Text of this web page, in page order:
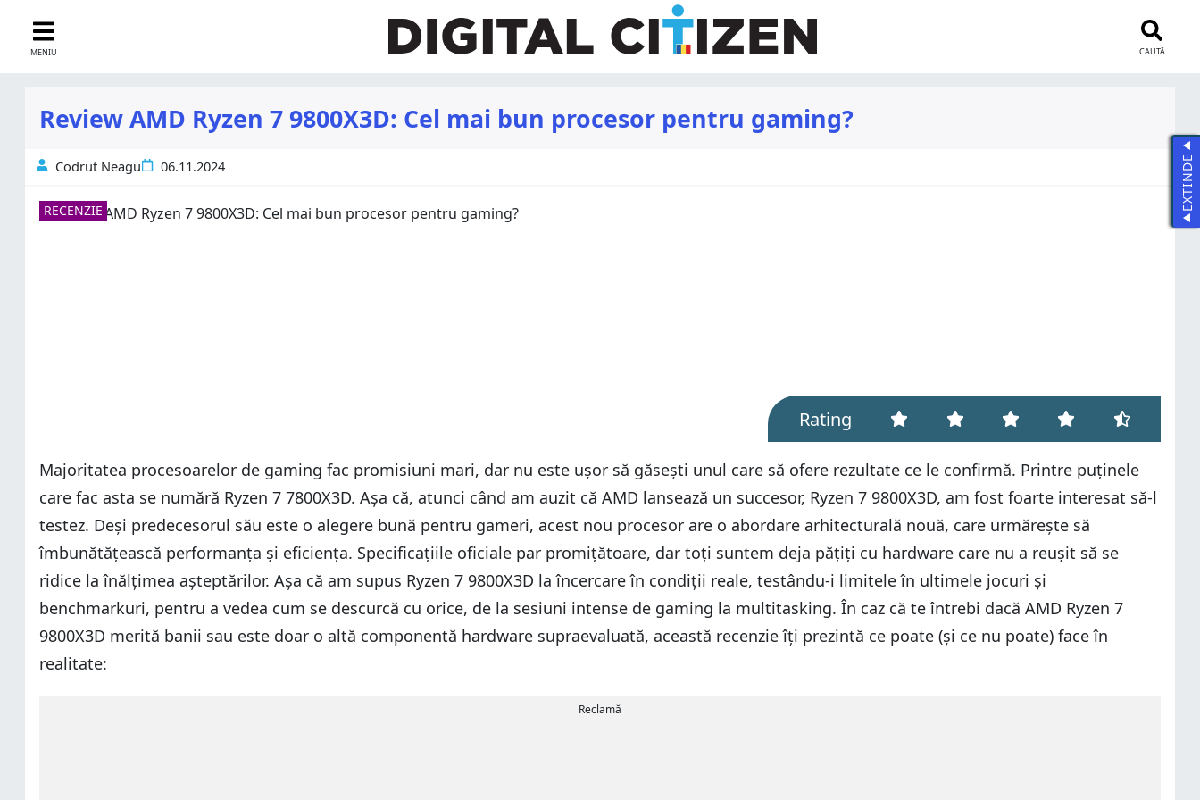
MENIU CAUTĂ
Review AMD Ryzen 7 9800X3D: Cel mai bun procesor pentru gaming?
Codrut Neagu 06.11.2024
RECENZIE
Rating
Majoritatea procesoarelor de gaming fac promisiuni mari, dar nu este ușor să găsești unul care să ofere rezultate ce le confirmă. Printre puținele
care fac asta se numără Ryzen 7 7800X3D. Așa că, atunci când am auzit că AMD lansează un succesor, Ryzen 7 9800X3D, am fost foarte interesat să-l
testez. Deși predecesorul său este o alegere bună pentru gameri, acest nou procesor are o abordare arhitecturală nouă, care urmărește să
îmbunătățească performanța și eficiența. Specificațiile oficiale par promițătoare, dar toți suntem deja pățiți cu hardware care nu a reușit să se
ridice la înălțimea așteptărilor. Așa că am supus Ryzen 7 9800X3D la încercare în condiții reale, testându-i limitele în ultimele jocuri și
benchmarkuri, pentru a vedea cum se descurcă cu orice, de la sesiuni intense de gaming la multitasking. În caz că te întrebi dacă AMD Ryzen 7
9800X3D merită banii sau este doar o altă componentă hardware supraevaluată, această recenzie îți prezintă ce poate (și ce nu poate) face în
realitate:
Reclamă
EXTINDE